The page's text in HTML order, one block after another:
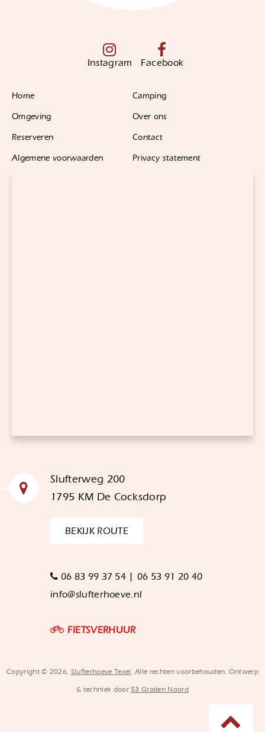
Instagram Facebook
Home Camping
Omgeving Over ons
Reserveren Contact
Algemene voorwaarden Privacy statement
Slufterweg 200
1795 KM De Cocksdorp
BEKIJK ROUTE
06 83 99 37 54 |06 53 91 20 40
info@slufterhoeve.nl
FIETSVERHUUR
Copyright © 2026, Slufterhoeve Texel. Alle rechten voorbehouden. Ontwerp
& techniek door 53 Graden Noord